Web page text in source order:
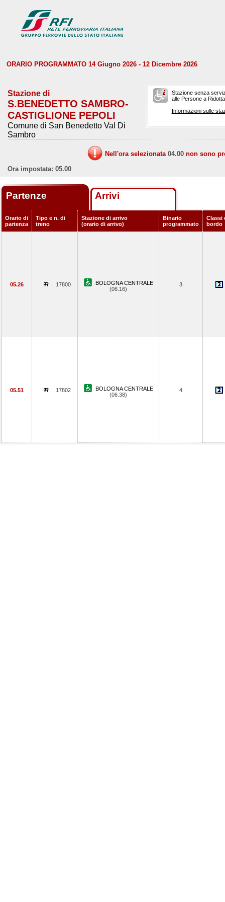
ORARIO PROGRAMMATO 14 Giugno 2026 - 12 Dicembre 2026
Stazione di
S.BENEDETTO SAMBRO-
CASTIGLIONE PEPOLI
Comune di San Benedetto Val Di
Sambro
Stazione senza
alle Persone a
Informazioni sulle
Nell'ora selezionata 04.00 non sono
Ora impostata: 05.00
Partenze Arrivi
Orario di
partenza
Tipo e n. di
treno
Stazione di arrivo
(orario di arrivo)
Binario
programmato
Classi
bordo
05.26 17800
BOLOGNA CENTRALE
(06.16)
3
05.51 17802
BOLOGNA CENTRALE
(06.38)
4